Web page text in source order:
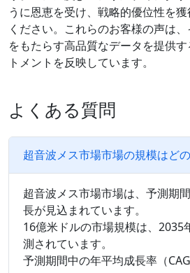
うに恩恵を受け、戦略的優位性を
ください。これらのお客様の声は
をもたらす高品質なデータを提供
トメントを反映しています。
よくある質問
超音波メス市場市場の規模はど
超音波メス市場市場は、予測期
長が見込まれています。
16億米ドルの市場規模は、2035
測されています。
予測期間中の年平均成長率（